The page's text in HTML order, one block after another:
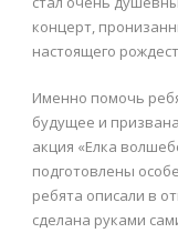
концерт,
настоящего
Именно помочь
будущее и
акция «Елка
подготовлены
ребята описали в
сделана руками